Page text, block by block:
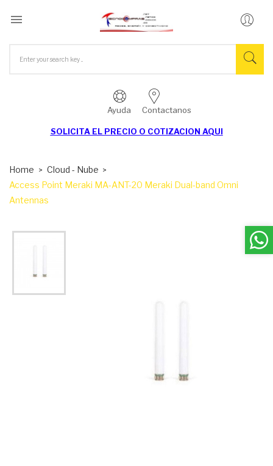

Ayuda Contactanos
SOLICITA EL PRECIO O COTIZACION AQUI
Home
Cloud - Nube
Access Point Meraki MA-ANT-20 Meraki Dual-band Omni
Antennas